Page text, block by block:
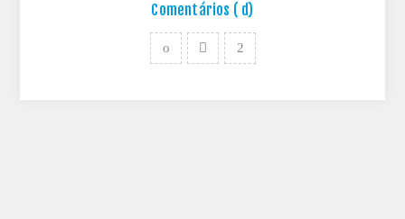
Comentários ( d)